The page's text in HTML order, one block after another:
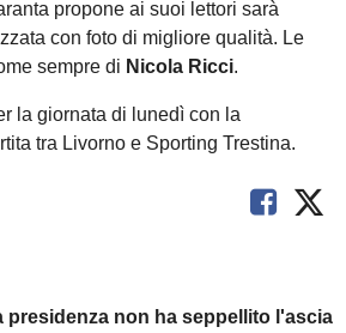
propone ai suoi lettori sarà
con foto di migliore qualità. Le
sempre di Nicola Ricci.
la giornata di lunedì con la
tra Livorno e Sporting Trestina.
presidenza non ha seppellito l'ascia